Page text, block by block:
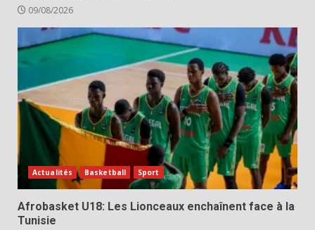
09/08/2026
Actualités Basketball Sport
Afrobasket U18: Les Lionceaux enchaînent face à la
Tunisie